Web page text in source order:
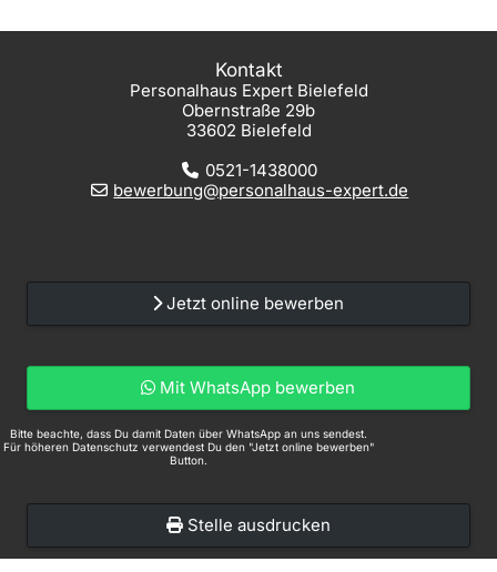
Kontakt
Personalhaus Expert Bielefeld
Obernstraße 29b
33602 Bielefeld
0521-1438000
bewerbung@personalhaus-expert.de
Jetzt online bewerben
Mit WhatsApp bewerben
Bitte beachte, dass Du damit Daten über WhatsApp an uns sendest.
Für höheren Datenschutz verwendest Du den "Jetzt online bewerben"
Button.
Stelle ausdrucken